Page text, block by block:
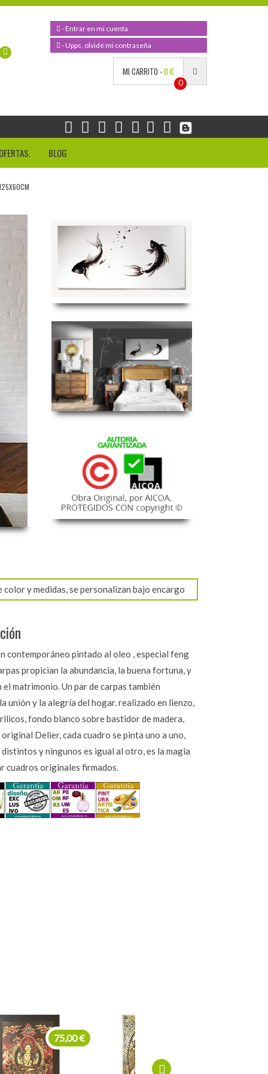
- Entrar en mi cuenta
- Upps, olvidé mi contraseña
MI CARRITO -0 €
0
OFERTAS. BLOG
y medidas, se personalizan bajo encargo
contemporáneo pintado al oleo , especial feng
propician la abundancia, la buena fortuna, y
el matrimonio. Un par de carpas también
unión y la alegría del hogar. realizado en lienzo,
fondo blanco sobre bastidor de madera,
original Delier, cada cuadro se pinta uno a uno,
y ningunos es igual al otro, es la magia
cuadros originales firmados.
275,00 €